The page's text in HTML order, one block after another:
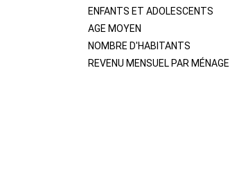
ENFANTS ET ADOLESCENTS
AGE MOYEN
NOMBRE D'HABITANTS
REVENU MENSUEL PAR MÉNAGE